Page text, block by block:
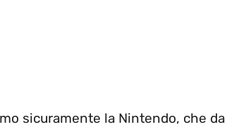
sicuramente la Nintendo, che da